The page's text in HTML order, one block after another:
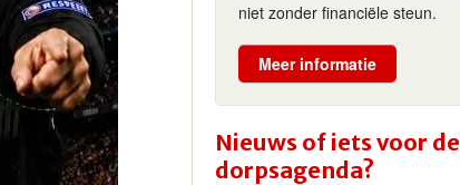
niet zonder financiële steun.
Meer informatie
Nieuws of iets voor de
dorpsagenda?